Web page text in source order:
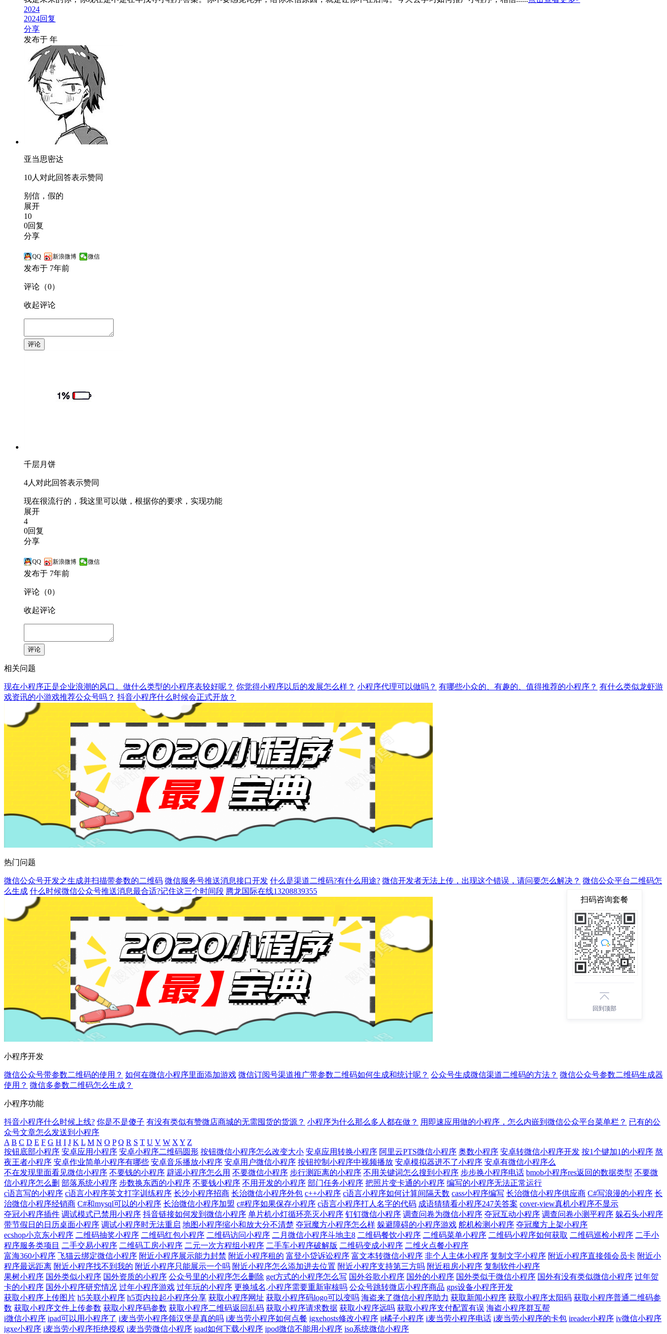
2024
2024回复
分享
发布于 年
亚当思密达
10人对此回答表示赞同
别信，假的
展开
10
0回复
分享
QQ 新浪微博 微信
发布于 7年前
评论（0）
收起评论
评论
千层月饼
4人对此回答表示赞同
现在很流行的，我这里可以做，根据你的要求，实现功能
展开
4
0回复
分享
QQ 新浪微博 微信
发布于 7年前
评论（0）
收起评论
评论
相关问题
现在小程序正是企业浪潮的风口。做什么类型的小程序表较好呢？ 你觉得小程序以后的发展怎么样？ 小程序代理可以做吗？ 有哪些小众的、有趣的、值得推荐的小程序？ 有什么类似龙虾游
戏资讯的小游戏推荐公众号吗？ 抖音小程序什么时候会正式开放？
热门问题
微信公众号开发之生成并扫描带参数的二维码 微信服务号推送消息接口开发 什么是渠道二维码?有什么用途? 微信开发者无法上传，出现这个错误，请问要怎么解决？ 微信公众平台二维码怎
么生成 什么时候微信公众号推送消息最合适?记住这三个时间段 腾龙国际在线13208839355
小程序开发
微信公众号带参数二维码的使用？ 如何在微信小程序里面添加游戏 微信订阅号渠道推广带参数二维码如何生成和统计呢？ 公众号生成微信渠道二维码的方法？ 微信公众号参数二维码生成器
使用？ 微信多参数二维码怎么生成？
小程序功能
抖音小程序什么时候上线? 你是不是傻子 有没有类似有赞微店商城的无需囤货的货源？ 小程序为什么那么多人都在做？ 用即速应用做的小程序，怎么内嵌到微信公众平台菜单栏？ 已有的公
众号文章怎么发送到小程序
A B C D E F G H I J K L M N O P Q R S T U V W X Y Z
按钮底部小程序 安卓应用小程序 安卓小程序二维码圆形 按钮微信小程序怎么改变大小 安卓应用转换小程序 阿里云PTS微信小程序 奥数小程序 安卓转微信小程序开发 按1个键加1的小程序 熬
夜王者小程序 安卓作业简单小程序有哪些 安卓音乐播放小程序 安卓用户微信小程序 按钮控制小程序中视频播放 安卓模拟器进不了小程序 安卓有微信小程序么
不在发现里面看见微信小程序 不要钱的小程序 辟谣小程序怎么用 不要微信小程序 步行测距离的小程序 不用关键词怎么搜到小程序 步步换小程序电话 bmob小程序res返回的数据类型 不要微
信小程序怎么删 部落系统小程序 步数换东西的小程序 不要钱小程序 不用开发的小程序 部门任务小程序 把照片变卡通的小程序 编写的小程序无法正常运行
c语言写的小程序 c语言小程序英文打字训练程序 长沙小程序招商 长治微信小程序外包 c++小程序 c语言小程序如何计算间隔天数 cass小程序编写 长治微信小程序供应商 C#写浪漫的小程序 长
治微信小程序经销商 C#和mysql可以的小程序 长治微信小程序加盟 c#程序如果保存小程序 c语言小程序打人名字的代码 成语猜猜看小程序247关答案 cover-view真机小程序不显示
夺冠小程序插件 调试模式已禁用小程序 抖音链接如何发到微信小程序 单片机小灯循环亮灭小程序 钉钉微信小程序 调查问卷为微信小程序 夺冠互动小程序 调查问卷小测平程序 躲石头小程序
带节假日的日历桌面小程序 调试小程序时无法重启 地图小程序缩小和放大分不清楚 夺冠魔方小程序怎么样 躲避障碍的小程序游戏 舵机检测小程序 夺冠魔方上架小程序
ecshop小京东小程序 二维码抽奖小程序 二维码红包小程序 二维码访问小程序 二月微信小程序斗地主8 二维码餐饮小程序 二维码菜单小程序 二维码小程序如何获取 二维码巡检小程序 二手小
程序服务类项目 二手交易小程序 二维码工房小程序 二元一次方程组小程序 二手车小程序破解版 二维码变成小程序 二维火点餐小程序
富海360小程序 飞猫云绑定微信小程序 附近小程序展示能力封禁 附近小程序租的 富登小贷诉讼程序 富文本转微信小程序 非个人主体小程序 复制文字小程序 附近小程序直接领会员卡 附近小
程序最远距离 附近小程序找不到我的 附近小程序只能展示一个吗 附近小程序怎么添加进去位置 附近小程序支持第三方吗 附近租房小程序 复制软件小程序
果树小程序 国外类似小程序 国外资质的小程序 公众号里的小程序怎么删除 get方式的小程序怎么写 国外谷歌小程序 国外的小程序 国外类似于微信小程序 国外有没有类似微信小程序 过年贺
卡的小程序 国外小程序研究情况 过年小程序游戏 过年玩的小程序 更换域名,小程序需要重新审核吗 公众号跳转微店小程序商品 gps设备小程序开发
获取小程序上传图片 h5关联小程序 h5页内拉起小程序分享 获取小程序网址 获取小程序码logo可以变吗 海盗来了微信小程序助力 获取新闻小程序 获取小程序太阳码 获取小程序普通二维码参
数 获取小程序文件上传参数 获取小程序码参数 获取小程序二维码返回乱码 获取小程序请求数据 获取小程序远吗 获取小程序支付配置有误 海盗小程序群互帮
i微信小程序 ipad可以用小程序了 i麦当劳小程序领汉堡是真的吗 i麦当劳小程序如何点餐 igxehosts修改小程序 it橘子小程序 i麦当劳小程序电话 i麦当劳小程序的卡包 ireader小程序 iv微信小程序
igxe小程序 i麦当劳小程序拒绝授权 i麦当劳微信小程序 iqad如何下载小程序 ipod微信不能用小程序 iso系统微信小程序
扫码咨询套餐
回到顶部